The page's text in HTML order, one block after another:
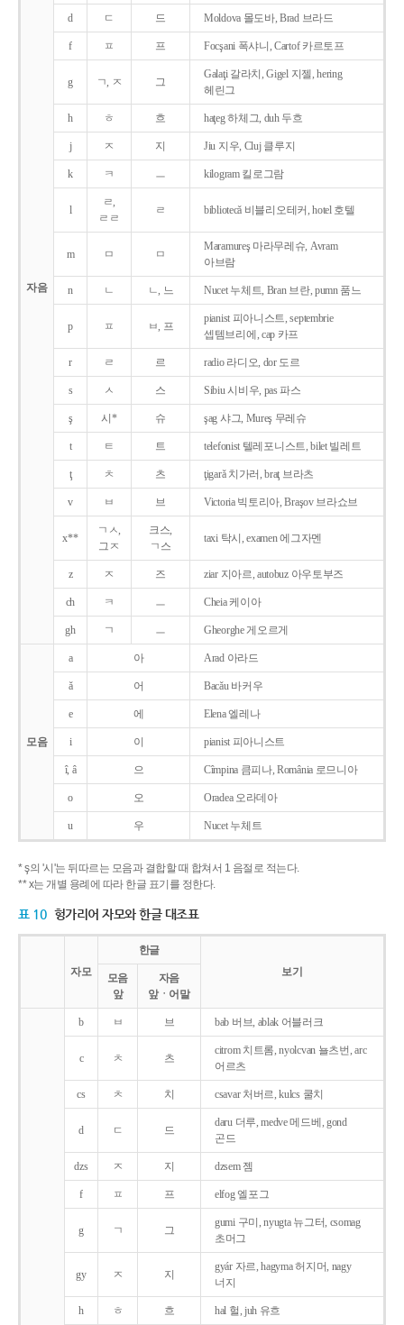
자음
d ㄷ 드 Moldova 몰도바, Brad 브라드
f ㅍ 프 Focşani 폭샤니, Cartof 카르토프
g ㄱ, ㅈ 그
Galaţi 갈라치, Gigel 지젤, hering
헤린그
h ㅎ 흐 haţeg 하체그, duh 두흐
j ㅈ 지 Jiu 지우, Cluj 클루지
k ㅋ ㅡ kilogram 킬로그람
l
ㄹ,
ㄹㄹ
ㄹ bibliotecǎ 비블리오테커, hotel 호텔
m ㅁ ㅁ
Maramureş 마라무레슈, Avram
아브람
n ㄴ ㄴ, 느 Nucet 누체트, Bran 브란, pumn 품느
p ㅍ ㅂ, 프
pianist 피아니스트, septembrie
셉템브리에, cap 카프
r ㄹ 르 radio 라디오, dor 도르
s ㅅ 스 Sibiu 시비우, pas 파스
ş 시* 슈 şag 샤그, Mureş 무레슈
t ㅌ 트 telefonist 텔레포니스트, bilet 빌레트
ţ ㅊ 츠 ţigarǎ 치가러, braţ 브라츠
v ㅂ 브 Victoria 빅토리아, Braşov 브라쇼브
x**
ㄱㅅ,
그ㅈ
크스,
ㄱ스
taxi 탁시, examen 에그자멘
z ㅈ 즈 ziar 지아르, autobuz 아우토부즈
ch ㅋ ㅡ Cheia 케이아
gh ㄱ ㅡ Gheorghe 게오르게
모음
a 아 Arad 아라드
ǎ 어 Bacǎu 바커우
e 에 Elena 엘레나
i 이 pianist 피아니스트
î, â 으 Cîmpina 큼피나, România 로므니아
o 오 Oradea 오라데아
u 우 Nucet 누체트
* ş의 '시'는 뒤따르는 모음과 결합할 때 합쳐서 1 음절로 적는다.
** x는 개별 용례에 따라 한글 표기를 정한다.
표 10 헝가리어 자모와 한글 대조표
자모
한글
보기
모음
앞
자음
앞ㆍ어말
b ㅂ 브 bab 버브, ablak 어블러크
c ㅊ 츠
citrom 치트롬, nyolcvan 뇰츠번, arc
어르츠
cs ㅊ 치 csavar 처버르, kulcs 쿨치
d ㄷ 드
daru 더루, medve 메드베, gond
곤드
dzs ㅈ 지 dzsem 젬
f ㅍ 프 elfog 엘포그
g ㄱ 그
gumi 구미, nyugta 뉴그터, csomag
초머그
gy ㅈ 지
gyár 자르, hagyma 허지머, nagy
너지
h ㅎ 흐 hal 헐, juh 유흐